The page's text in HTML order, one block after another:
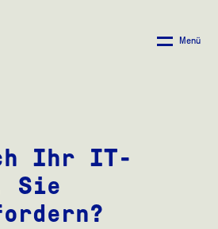
Menü
Ihr IT-
Sie